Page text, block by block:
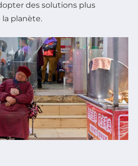
des solutions plus
planète.